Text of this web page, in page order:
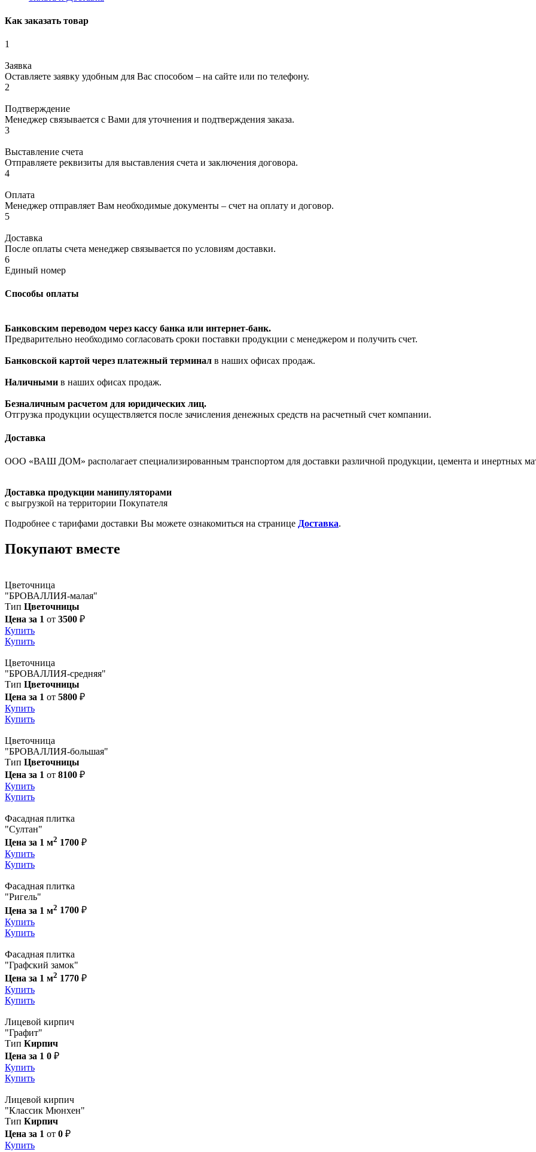
Как заказать товар
1
Заявка
Оставляете заявку удобным для Вас способом – на сайте или по телефону.
2
Подтверждение
Менеджер связывается с Вами для уточнения и подтверждения заказа.
3
Выставление счета
Отправляете реквизиты для выставления счета и заключения договора.
4
Оплата
Менеджер отправляет Вам необходимые документы – счет на оплату и договор.
5
Доставка
После оплаты счета менеджер связывается по условиям доставки.
6
Единый номер
Способы оплаты
Банковским переводом через кассу банка или интернет-банк.
Предварительно необходимо согласовать сроки поставки продукции с менеджером и получить счет.
Банковской картой через платежный терминал в наших офисах продаж.
Наличными в наших офисах продаж.
Безналичным расчетом для юридических лиц.
Отгрузка продукции осуществляется после зачисления денежных средств на расчетный счет компании.
Доставка
ООО «ВАШ ДОМ» располагает специализированным транспортом для доставки различной продукции, цемента и инертных
Доставка продукции манипуляторами
с выгрузкой на территории Покупателя
Подробнее с тарифами доставки Вы можете ознакомиться на странице Доставка.
Покупают вместе
Цветочница
"БРОВАЛЛИЯ-малая"
Тип Цветочницы
Цена за 1 от 3500 ₽
Купить
Купить
Цветочница
"БРОВАЛЛИЯ-средняя"
Тип Цветочницы
Цена за 1 от 5800 ₽
Купить
Купить
Цветочница
"БРОВАЛЛИЯ-большая"
Тип Цветочницы
Цена за 1 от 8100 ₽
Купить
Купить
Фасадная плитка
"Султан"
Цена за 1 м2 1700 ₽
Купить
Купить
Фасадная плитка
"Ригель"
Цена за 1 м2 1700 ₽
Купить
Купить
Фасадная плитка
"Графский замок"
Цена за 1 м2 1770 ₽
Купить
Купить
Лицевой кирпич
"Графит"
Тип Кирпич
Цена за 1 0 ₽
Купить
Купить
Лицевой кирпич
"Классик Мюнхен"
Тип Кирпич
Цена за 1 от 0 ₽
Купить